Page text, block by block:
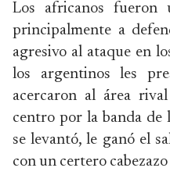
Los africanos
principalmente a
agresivo al ataque en
los argentinos les
acercaron al área
centro por la banda de
se levantó, le ganó el
con un certero